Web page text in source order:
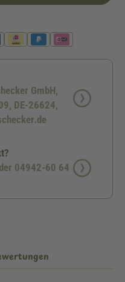
GmbH,
DE-26624,
04942-60 64